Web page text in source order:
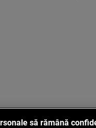
să rămână